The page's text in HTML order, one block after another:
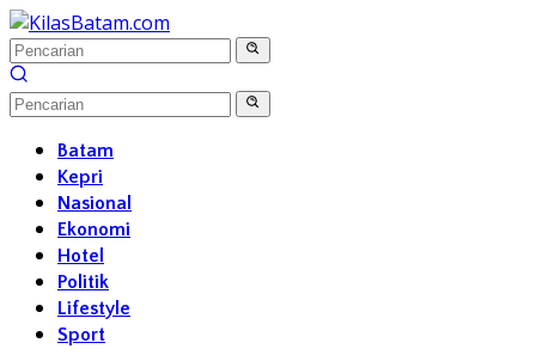
Langsung
ke
konten
Batam
Kepri
Nasional
Ekonomi
Hotel
Politik
Lifestyle
Sport